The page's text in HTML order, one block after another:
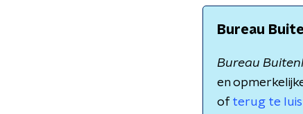
Bureau
Bureau
en
of terug te